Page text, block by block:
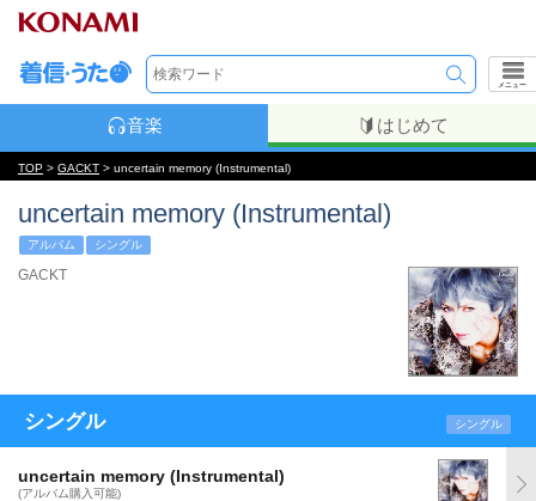
メニュー
音楽 はじめて
TOP > GACKT > uncertain memory (Instrumental)
uncertain memory (Instrumental)
アルバム シングル
GACKT
シングル シングル
uncertain memory (Instrumental)
(アルバム購入可能)